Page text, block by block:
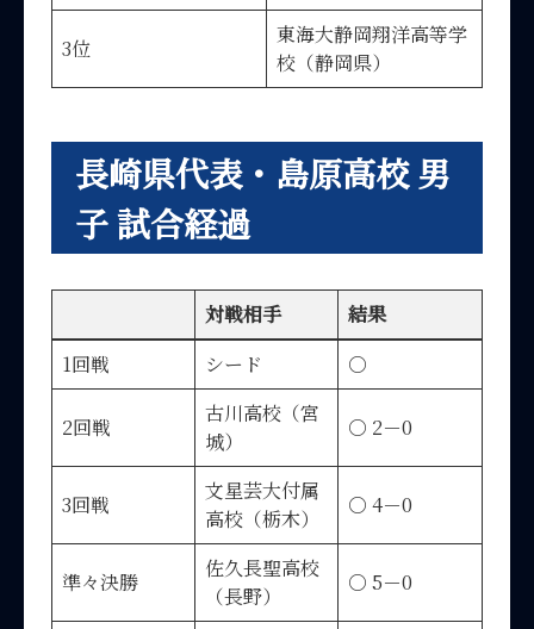
3位
東海大静岡翔洋高等学
校（静岡県）
長崎県代表・島原高校 男
子 試合経過
対戦相手
結果
1回戦
シード ○
2回戦
古川高校（宮
城）
○ 2－0
3回戦
文星芸大付属
高校（栃木）
○ 4－0
準々決勝
佐久長聖高校
（長野）
○ 5－0